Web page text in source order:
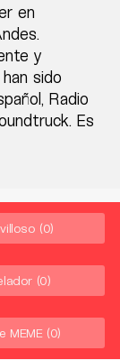
en
y
sido
Radio
Es
(0)
(0)
MEME (0)